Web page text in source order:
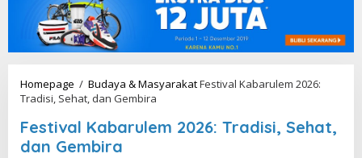
Homepage / Budaya & MasyarakatFestival Kabarulem 2026:
Tradisi, Sehat, dan Gembira
Festival Kabarulem 2026: Tradisi, Sehat,
dan Gembira